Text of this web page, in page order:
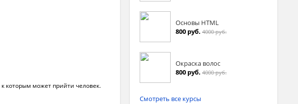
которым может прийти человек.
Основы HTML
800 руб. 4000 руб.
Окраска волос
800 руб. 4000 руб.
Смотреть все курсы